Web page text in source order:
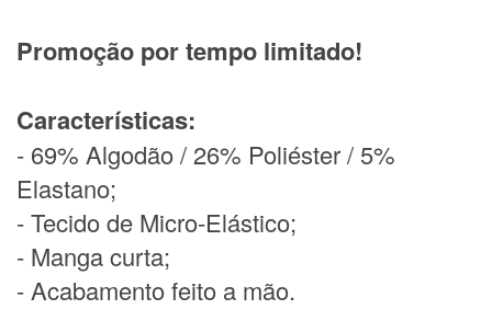
Promoção por tempo limitado!
Características:
- 69% Algodão / 26% Poliéster / 5%
Elastano;
- Tecido de Micro-Elástico;
- Manga curta;
- Acabamento feito a mão.